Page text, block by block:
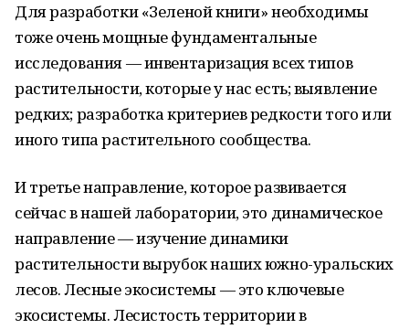
Для разработки «Зеленой книги» необходимы
тоже очень мощные фундаментальные
исследования — инвентаризация всех типов
растительности, которые у нас есть; выявление
редких; разработка критериев редкости того или
иного типа растительного сообщества.
И третье направление, которое развивается
сейчас в нашей лаборатории, это динамическое
направление — изучение динамики
растительности вырубок наших южно-уральских
лесов. Лесные экосистемы — это ключевые
экосистемы. Лесистость территории в